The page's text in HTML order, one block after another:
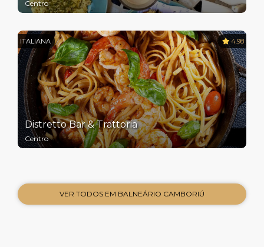
Centro
ITALIANA 4.98
Distretto Bar & Trattoria
Centro
VER TODOS EM BALNEÁRIO CAMBORIÚ